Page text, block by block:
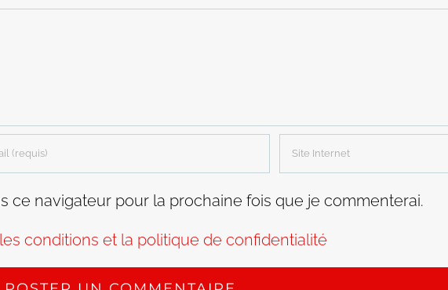
ce navigateur pour la prochaine fois que je commenterai.
les conditions et la politique de confidentialité